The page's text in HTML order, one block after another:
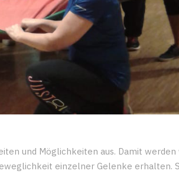
und Möglichkeiten aus. Damit
einzelner Gelenke erhalten.